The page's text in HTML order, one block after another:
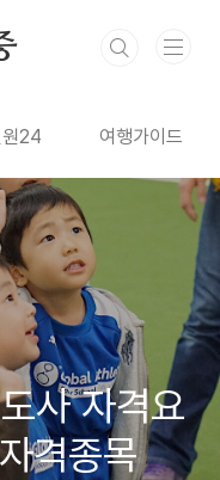
원24 여행가이드
사 자격요
격종목